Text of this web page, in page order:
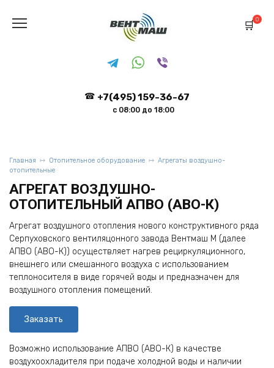
содержанию
+7(495) 159-36-67
с 08:00 до 18:00
0
Главная Отопительное оборудование
Агрегаты воздушно-
отопительные
АГРЕГАТ ВОЗДУШНО-
ОТОПИТЕЛЬНЫЙ АПВО (АВО-К)
Агрегат воздушного отопления нового конструктивного ряда
Серпуховского вентиляцонного завода Вентмаш М (далее
АПВО (АВО-К)) осуществляет нагрев рециркуляционного,
внешнего или смешанного воздуха с использованием
теплоносителя в виде горячей воды и предназначен для
воздушного отопления помещений.
Заказать
Возможно использование АПВО (АВО-К) в качестве
воздухоохладителя при подаче холодной воды и наличии